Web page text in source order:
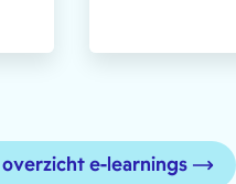
overzicht e-learnings